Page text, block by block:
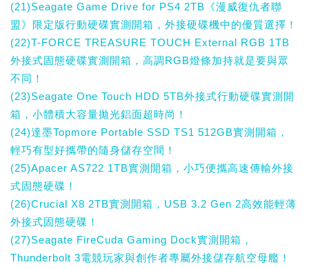
(21)Seagate Game Drive for PS4 2TB《漫威復仇者聯
盟》限定版行動硬碟實測開箱，外接硬碟機中的優質選擇！
(22)T-FORCE TREASURE TOUCH External RGB 1TB
外接式固態硬碟實測開箱，高調RGB燈條加持就是要與眾
不同！
(23)Seagate One Touch HDD 5TB外接式行動硬碟實測開
箱，小體積大容量拋光鋁面超時尚！
(24)達墨Topmore Portable SSD TS1 512GB實測開箱，
輕巧有型好攜帶的隨身儲存空間！
(25)Apacer AS722 1TB實測開箱，小巧便攜高速傳輸外接
式固態硬碟！
(26)Crucial X8 2TB實測開箱，USB 3.2 Gen 2高效能輕薄
外接式固態硬碟！
(27)Seagate FireCuda Gaming Dock實測開箱，
Thunderbolt 3電競玩家與創作者專屬外接儲存航空母艦！